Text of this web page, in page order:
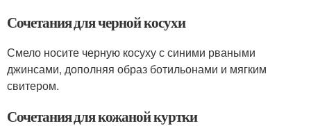
Сочетания для черной косухи
Смело носите черную косуху с синими рваными
джинсами, дополняя образ ботильонами и мягким
свитером.
Сочетания для кожаной куртки